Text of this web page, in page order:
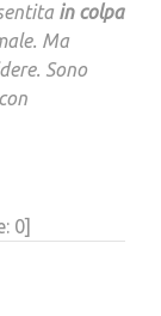
in colpa
Ma
Sono
0]